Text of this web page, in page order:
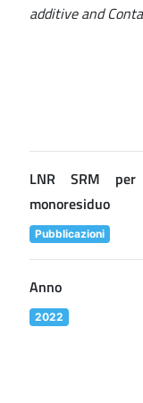
additive and
LNR SRM
monoresiduo
Pubblicazioni
Anno
2022